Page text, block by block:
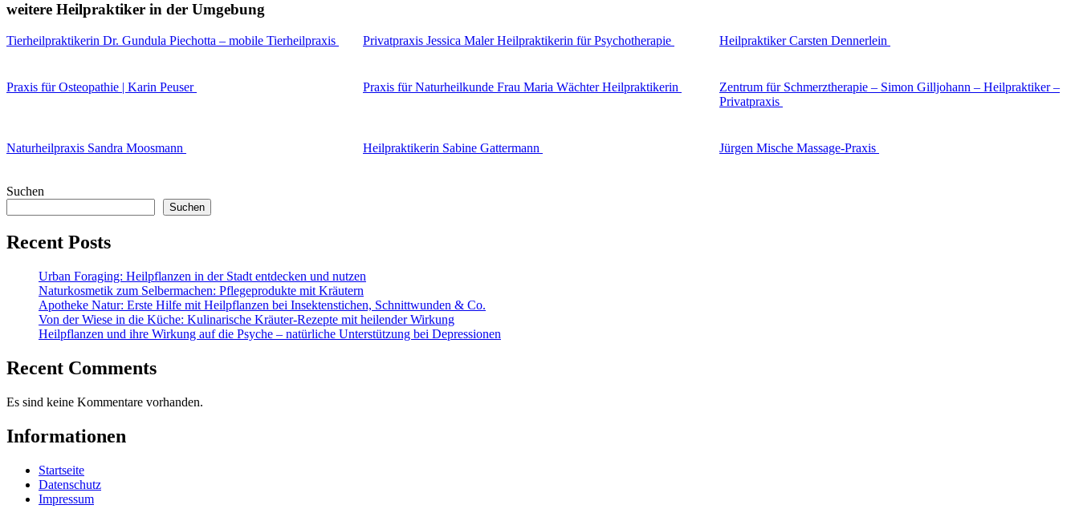
weitere Heilpraktiker in der Umgebung
Tierheilpraktikerin Dr. Gundula Piechotta – mobile Tierheilpraxis Privatpraxis Jessica Maler Heilpraktikerin für Psychotherapie Heilpraktiker Carsten Dennerlein
Praxis für Osteopathie | Karin Peuser Praxis für Naturheilkunde Frau Maria Wächter Heilpraktikerin
Zentrum für Schmerztherapie – Simon Gilljohann – Heilpraktiker –
Privatpraxis
Naturheilpraxis Sandra Moosmann Heilpraktikerin Sabine Gattermann Jürgen Mische Massage-Praxis
Suchen
Suchen
Recent Posts
Urban Foraging: Heilpflanzen in der Stadt entdecken und nutzen
Naturkosmetik zum Selbermachen: Pflegeprodukte mit Kräutern
Apotheke Natur: Erste Hilfe mit Heilpflanzen bei Insektenstichen, Schnittwunden & Co.
Von der Wiese in die Küche: Kulinarische Kräuter-Rezepte mit heilender Wirkung
Heilpflanzen und ihre Wirkung auf die Psyche – natürliche Unterstützung bei Depressionen
Recent Comments
Es sind keine Kommentare vorhanden.
Informationen
Startseite
Datenschutz
Impressum